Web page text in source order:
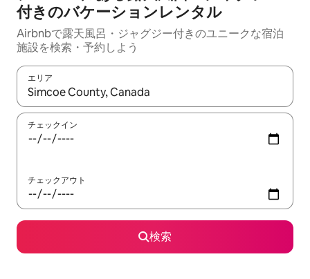
付きのバケーションレンタル
Airbnbで露天風呂・ジャグジー付きのユニークな宿泊
施設を検索・予約しよう
エリア
検索結果が表示されたら、上下の矢印キーを使って移動するか
チェックイン
チェックアウト
検索